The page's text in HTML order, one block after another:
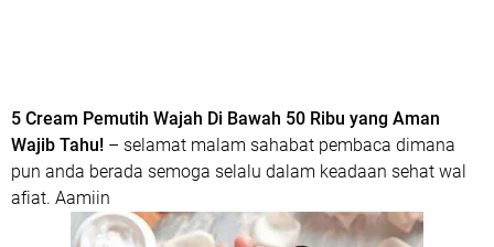
5 Cream Pemutih Wajah Di Bawah 50 Ribu yang Aman
Wajib Tahu! – selamat malam sahabat pembaca dimana
pun anda berada semoga selalu dalam keadaan sehat wal
afiat. Aamiin